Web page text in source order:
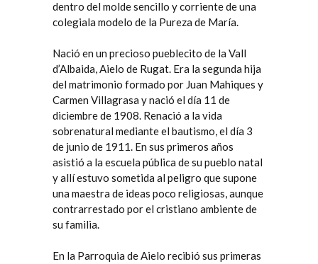
dentro del molde sencillo y corriente de una
colegiala modelo de la Pureza de María.
Nació en un precioso pueblecito de la Vall
d’Albaida, Aielo de Rugat. Era la segunda hija
del matrimonio formado por Juan Mahiques y
Carmen Villagrasa y nació el día 11 de
diciembre de 1908. Renació a la vida
sobrenatural mediante el bautismo, el día 3
de junio de 1911. En sus primeros años
asistió a la escuela pública de su pueblo natal
y allí estuvo sometida al peligro que supone
una maestra de ideas poco religiosas, aunque
contrarrestado por el cristiano ambiente de
su familia.
En la Parroquia de Aielo recibió sus primeras